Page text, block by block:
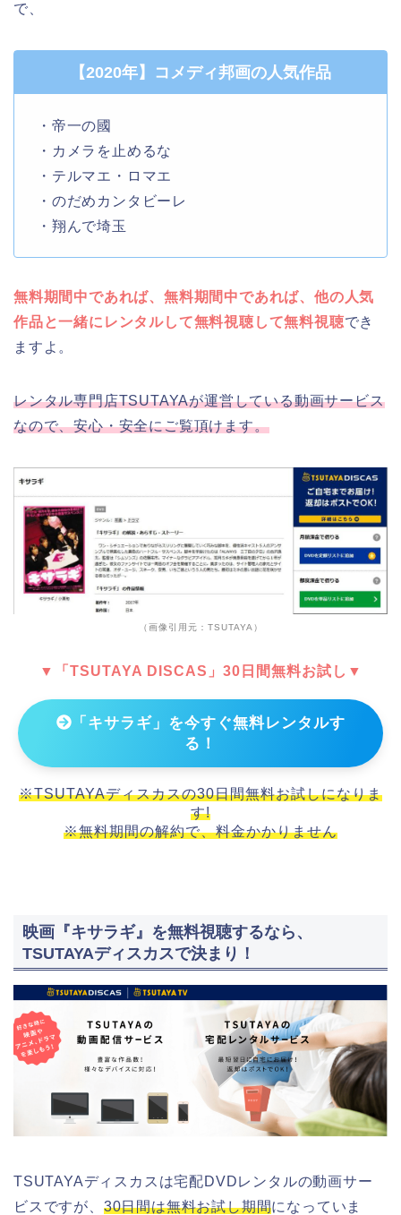
で、
【2020年】コメディ邦画の人気作品
・帝一の國
・カメラを止めるな
・テルマエ・ロマエ
・のだめカンタビーレ
・翔んで埼玉
無料期間中であれば、無料期間中であれば、他の人気
作品と一緒にレンタルして無料視聴して無料視聴でき
ますよ。
レンタル専門店TSUTAYAが運営している動画サービス
なので、安心・安全にご覧頂けます。
（画像引用元：TSUTAYA）
▼「TSUTAYA DISCAS」30日間無料お試し▼
「キサラギ」を今すぐ無料レンタルす
る！
※TSUTAYAディスカスの30日間無料お試しになりま
す!
※無料期間の解約で、料金かかりません
映画『キサラギ』を無料視聴するなら、
TSUTAYAディスカスで決まり！
TSUTAYAディスカスは宅配DVDレンタルの動画サー
ビスですが、 30日間は無料お試し期間になっていま